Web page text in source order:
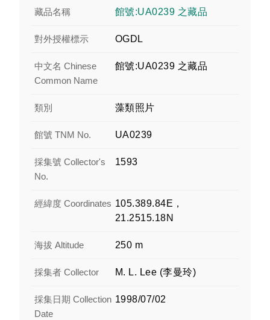
藏品名稱 館號:UA0239 之藏品
對外授權標示 OGDL
中文名 Chinese
Common Name
館號:UA0239 之藏品
類別 藻類照片
館號 TNM No. UA0239
採集號 Collector's
No.
1593
經緯度 Coordinates 105.389.84E，
21.2515.18N
海拔 Altitude 250 m
採集者 Collector M. L. Lee (李曼玲)
採集日期 Collection
Date
1998/07/02